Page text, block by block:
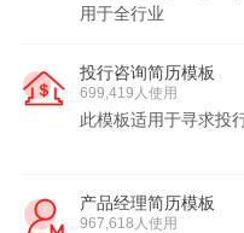
用于全行业
投行咨询简历模板
699,419人使用
此模板适用于寻求投
产品经理简历模板
967,618人使用